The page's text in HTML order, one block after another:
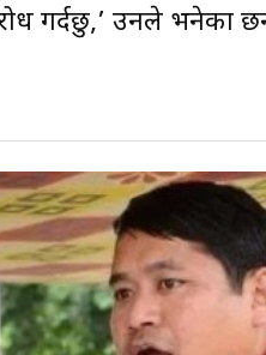
गर्दछु,’ उनले भनेका